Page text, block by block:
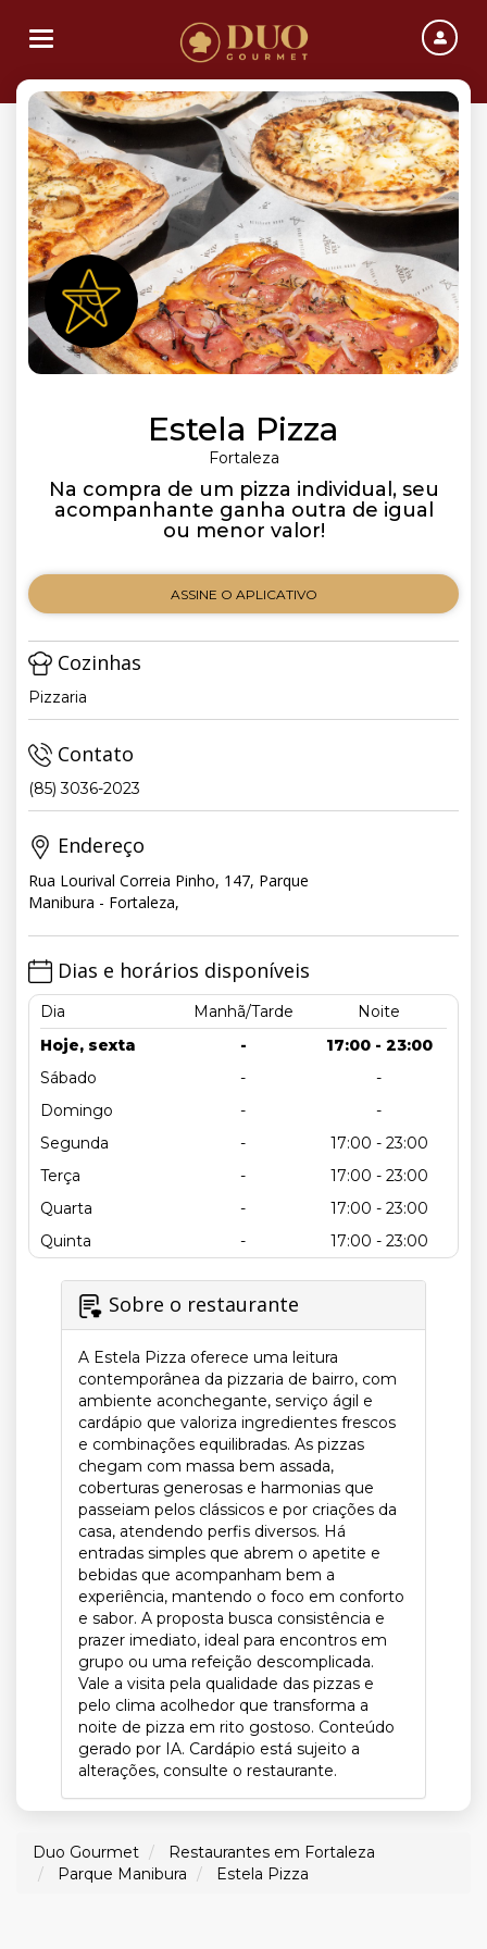
Toggle navigation
Estela Pizza
Fortaleza
Na compra de um pizza individual, seu
acompanhante ganha outra de igual
ou menor valor!
ASSINE O APLICATIVO
Cozinhas
Pizzaria
Contato
(85) 3036-2023
Endereço
Rua Lourival Correia Pinho, 147, Parque
Manibura - Fortaleza,
Dias e horários disponíveis
Dia Manhã/Tarde
Noite
Hoje, sexta
-
17:00 - 23:00
Sábado
-
-
Domingo
-
-
Segunda
-
17:00 - 23:00
Terça
-
17:00 - 23:00
Quarta
-
17:00 - 23:00
Quinta
- 17:00 - 23:00
Sobre o restaurante
A Estela Pizza oferece uma leitura
contemporânea da pizzaria de bairro, com
ambiente aconchegante, serviço ágil e
cardápio que valoriza ingredientes frescos
e combinações equilibradas. As pizzas
chegam com massa bem assada,
coberturas generosas e harmonias que
passeiam pelos clássicos e por criações da
casa, atendendo perfis diversos. Há
entradas simples que abrem o apetite e
bebidas que acompanham bem a
experiência, mantendo o foco em conforto
e sabor. A proposta busca consistência e
prazer imediato, ideal para encontros em
grupo ou uma refeição descomplicada.
Vale a visita pela qualidade das pizzas e
pelo clima acolhedor que transforma a
noite de pizza em rito gostoso. Conteúdo
gerado por IA. Cardápio está sujeito a
alterações, consulte o restaurante.
Duo Gourmet
Restaurantes em Fortaleza
Parque Manibura
Estela Pizza